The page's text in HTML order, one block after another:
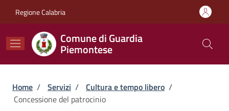
Regione Calabria
Comune di Guardia
Piemontese
Briciole di pane
Home / Servizi / Cultura e tempo libero /
Concessione del patrocinio